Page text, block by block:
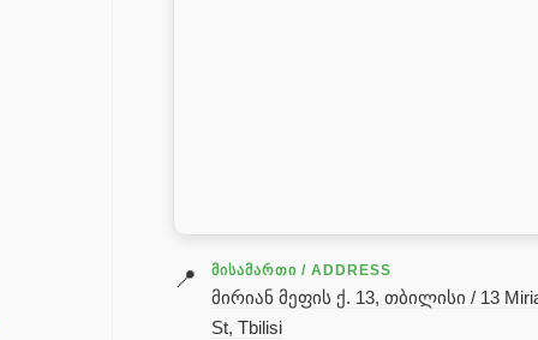
📍 ᲛᲘᲡᲐᲛᲐᲠᲗᲘ / ADDRESS
მირიან მეფის ქ. 13, თბილისი / 13
St, Tbilisi